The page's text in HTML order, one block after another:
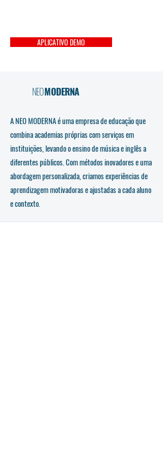
APLICATIVO DEMO
NEOMODERNA
A NEO MODERNA é uma empresa de educação que
combina academias próprias com serviços em
instituições, levando o ensino de música e inglês a
diferentes públicos. Com métodos inovadores e uma
abordagem personalizada, criamos experiências de
aprendizagem motivadoras e ajustadas a cada aluno
e contexto.